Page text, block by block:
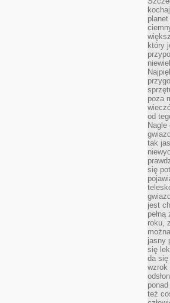
który
poza
od
Nagle
tak
się
jest
roku,
jasny
się
da
wzrok
też